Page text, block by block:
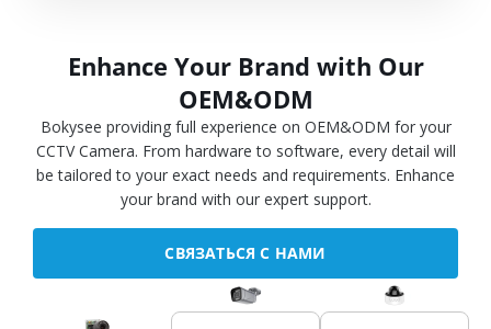
Enhance Your Brand with Our
OEM&ODM
Bokysee providing full experience on OEM&ODM for your
CCTV Camera. From hardware to software, every detail will
be tailored to your exact needs and requirements. Enhance
your brand with our expert support.
СВЯЗАТЬСЯ С НАМИ